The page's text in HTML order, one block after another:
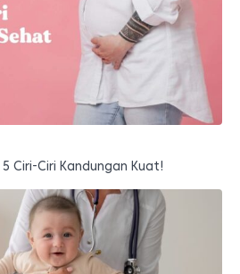
Ciri-Ciri Kandungan Kuat!